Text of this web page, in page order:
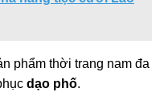
phẩm thời trang nam đa
dạo phố.